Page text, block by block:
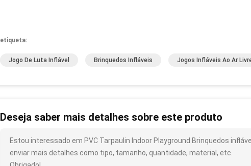
etiqueta:
Jogo De Luta Inflável Brinquedos Infláveis Jogos Infláveis Ao Ar
Deseja saber mais detalhes sobre este produto
Estou interessado em PVC Tarpaulin Indoor Playground Brinquedos
enviar mais detalhes como tipo, tamanho, quantidade, material, etc.